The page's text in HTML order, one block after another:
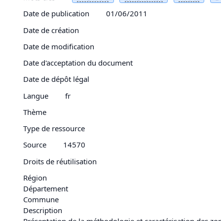
Date de publication
01/06/2011
Date de création
Date de modification
Date d'acceptation du document
Date de dépôt légal
Langue
fr
Thème
Type de ressource
Source
14570
Droits de réutilisation
Région
Département
Commune
Description